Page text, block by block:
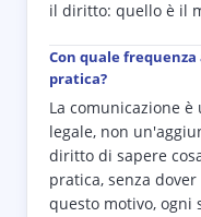
il diritto: quello è il
Con quale
pratica?
La comunicazione
legale, non
diritto di sapere
pratica, senza
questo motivo,